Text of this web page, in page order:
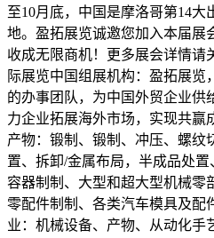
至10月底，中国是摩洛哥第14
地。盈拓展览诚邀您加入本届展
收成无限商机！更多展会详情
际展览中国组展机构：盈拓展览
的办事团队，为中国外贸企业供
力企业拓展海外市场，实现共赢
产物：锻制、锻制、冲压、螺纹
置、拆卸/金属布局，半成品处
容器制制、大型和超大型机械零
零配件制制、各类汽车模具及配
业：机械设备、产物、从动化手